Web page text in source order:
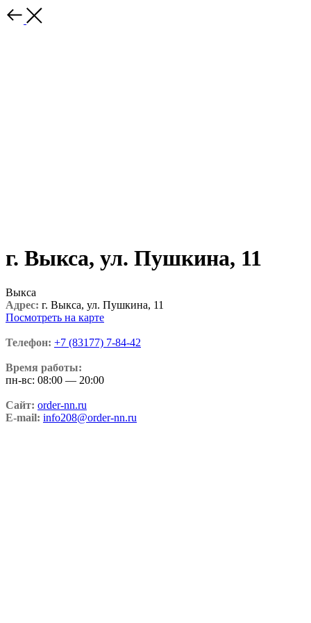
г. Выкса, ул. Пушкина, 11
Выкса
Адрес: г. Выкса, ул. Пушкина, 11
Посмотреть на карте
Телефон: +7 (83177) 7-84-42
Время работы:
пн-вс: 08:00 — 20:00
Сайт: order-nn.ru
E-mail: info208@order-nn.ru